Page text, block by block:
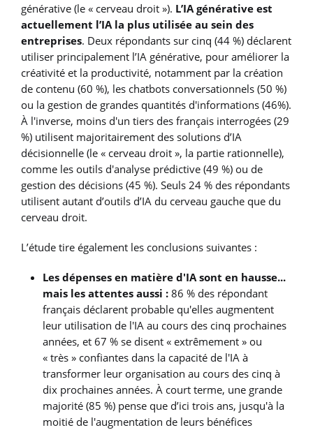
générative (le « cerveau droit »). L’IA générative est
actuellement l’IA la plus utilisée au sein des
entreprises. Deux répondants sur cinq (44 %) déclarent
utiliser principalement l’IA générative, pour améliorer la
créativité et la productivité, notamment par la création
de contenu (60 %), les chatbots conversationnels (50 %)
ou la gestion de grandes quantités d'informations (46%).
À l'inverse, moins d'un tiers des français interrogées (29
%) utilisent majoritairement des solutions d’IA
décisionnelle (le « cerveau droit », la partie rationnelle),
comme les outils d'analyse prédictive (49 %) ou de
gestion des décisions (45 %). Seuls 24 % des répondants
utilisent autant d’outils d’IA du cerveau gauche que du
cerveau droit.
L’étude tire également les conclusions suivantes :
Les dépenses en matière d'IA sont en hausse...
mais les attentes aussi :86 % des répondant
français déclarent probable qu'elles augmentent
leur utilisation de l'IA au cours des cinq prochaines
années, et 67 % se disent « extrêmement » ou
« très » confiantes dans la capacité de l'IA à
transformer leur organisation au cours des cinq à
dix prochaines années. À court terme, une grande
majorité (85 %) pense que d’ici trois ans, jusqu'à la
moitié de l'augmentation de leurs bénéfices